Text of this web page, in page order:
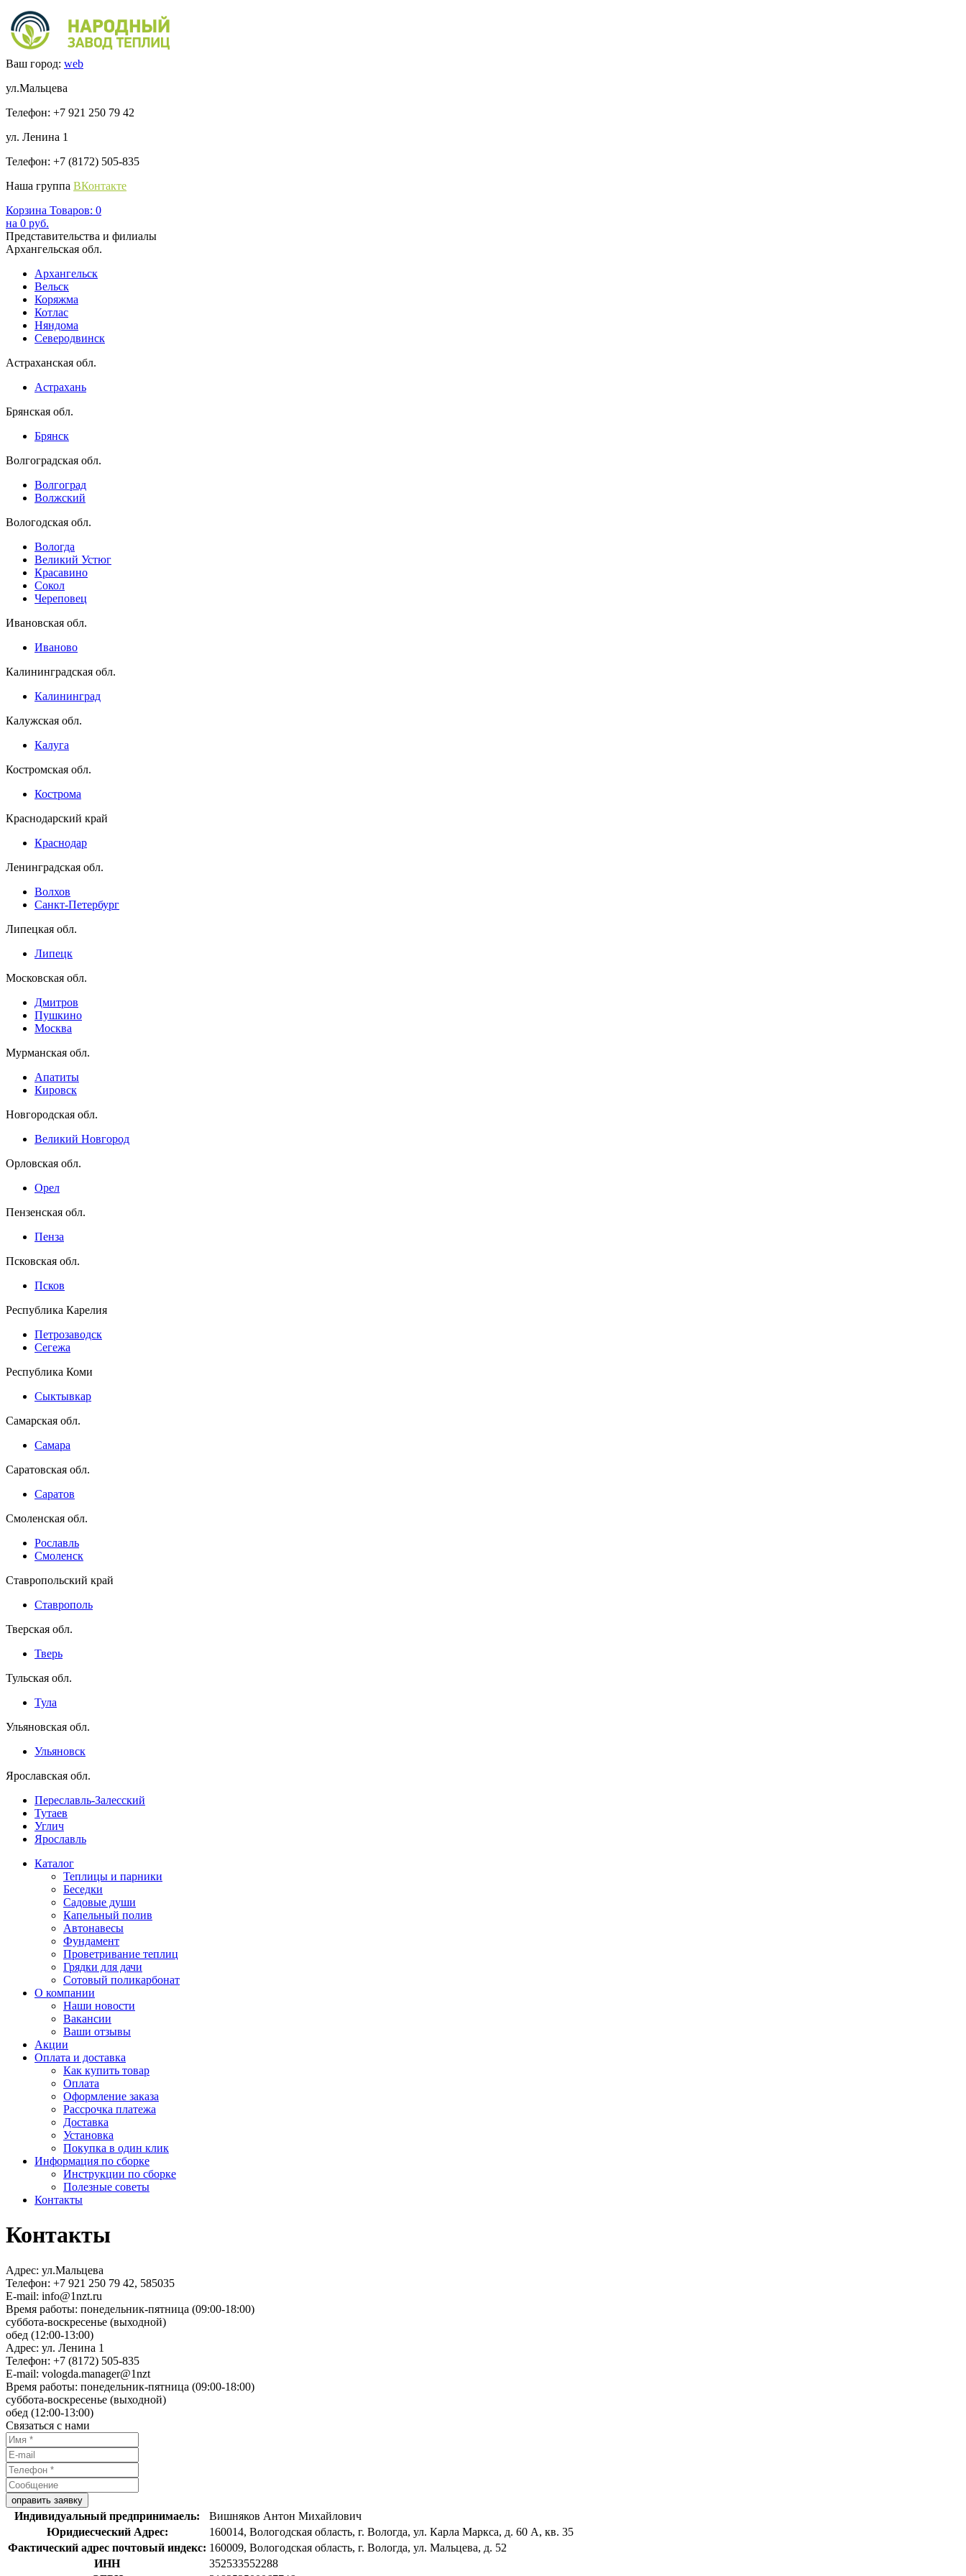
Ваш город: web
ул.Мальцева
Телефон: +7 921 250 79 42
ул. Ленина 1
Телефон: +7 (8172) 505-835
Наша группа ВКонтакте
Корзина Товаров: 0
на 0 руб.
Представительства и филиалы
Архангельская обл.
Архангельск
Вельск
Коряжма
Котлас
Няндома
Северодвинск
Астраханская обл.
Астрахань
Брянская обл.
Брянск
Волгоградская обл.
Волгоград
Волжский
Вологодская обл.
Вологда
Великий Устюг
Красавино
Сокол
Череповец
Ивановская обл.
Иваново
Калининградская обл.
Калининград
Калужская обл.
Калуга
Костромская обл.
Кострома
Краснодарский край
Краснодар
Ленинградская обл.
Волхов
Санкт-Петербург
Липецкая обл.
Липецк
Московская обл.
Дмитров
Пушкино
Москва
Мурманская обл.
Апатиты
Кировск
Новгородская обл.
Великий Новгород
Орловская обл.
Орел
Пензенская обл.
Пенза
Псковская обл.
Псков
Республика Карелия
Петрозаводск
Сегежа
Республика Коми
Сыктывкар
Самарская обл.
Самара
Саратовская обл.
Саратов
Смоленская обл.
Рославль
Смоленск
Ставропольский край
Ставрополь
Тверская обл.
Тверь
Тульская обл.
Тула
Ульяновская обл.
Ульяновск
Ярославская обл.
Переславль-Залесский
Тутаев
Углич
Ярославль
Каталог
Теплицы и парники
Беседки
Садовые души
Капельный полив
Автонавесы
Фундамент
Проветривание теплиц
Грядки для дачи
Сотовый поликарбонат
О компании
Наши новости
Вакансии
Ваши отзывы
Акции
Оплата и доставка
Как купить товар
Оплата
Оформление заказа
Рассрочка платежа
Доставка
Установка
Покупка в один клик
Информация по сборке
Инструкции по сборке
Полезные советы
Контакты
Контакты
Адрес: ул.Мальцева
Телефон: +7 921 250 79 42, 585035
E-mail: info@1nzt.ru
Время работы: понедельник-пятница (09:00-18:00)
суббота-воскресенье (выходной)
обед (12:00-13:00)
Адрес: ул. Ленина 1
Телефон: +7 (8172) 505-835
E-mail: vologda.manager@1nzt
Время работы: понедельник-пятница (09:00-18:00)
суббота-воскресенье (выходной)
обед (12:00-13:00)
Связаться с нами
оправить заявку
Индивидуальный предпринимаель:
Вишняков Антон Михайлович
Юридиесческий Адрес:
160014, Вологодская область, г. Вологда, ул. Карла Маркса, д. 60 А, кв. 35
Фактический адрес почтовый индекc: 160009, Вологодская область, г. Вологда, ул. Мальцева, д. 52
ИНН
352533552288